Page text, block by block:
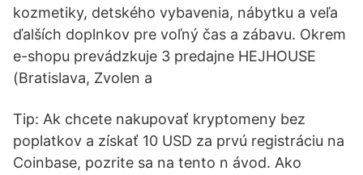
kozmetiky, detského vybavenia, nábytku a veľa
ďalších doplnkov pre voľný čas a zábavu. Okrem
e-shopu prevádzkuje 3 predajne HEJHOUSE
(Bratislava, Zvolen a
Tip: Ak chcete nakupovať kryptomeny bez
poplatkov a získať 10 USD za prvú registráciu na
Coinbase, pozrite sa na tento n ávod. Ako